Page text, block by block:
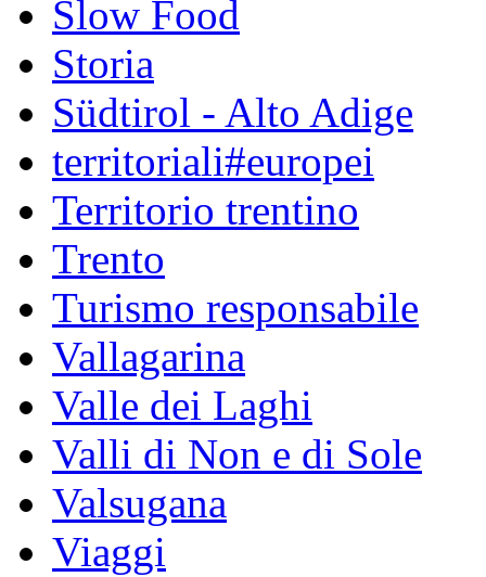
Slow Food
Storia
Südtirol - Alto Adige
territoriali#europei
Territorio trentino
Trento
Turismo responsabile
Vallagarina
Valle dei Laghi
Valli di Non e di Sole
Valsugana
Viaggi